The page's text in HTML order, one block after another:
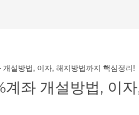
설방법, 이자, 해지방법까지 핵심정리!
좌 개설방법, 이